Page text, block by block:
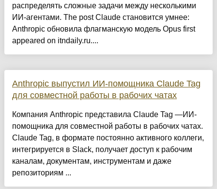
распределять сложные задачи между несколькими
ИИ-агентами. The post Claude становится умнее:
Anthropic обновила флагманскую модель Opus first
appeared on itndaily.ru....
Anthropic выпустил ИИ-помощника Claude Tag
для совместной работы в рабочих чатах
Компания Anthropic представила Claude Tag —ИИ-
помощника для совместной работы в рабочих чатах.
Claude Tag, в формате постоянно активного коллеги,
интегрируется в Slack, получает доступ к рабочим
каналам, документам, инструментам и даже
репозиториям ...